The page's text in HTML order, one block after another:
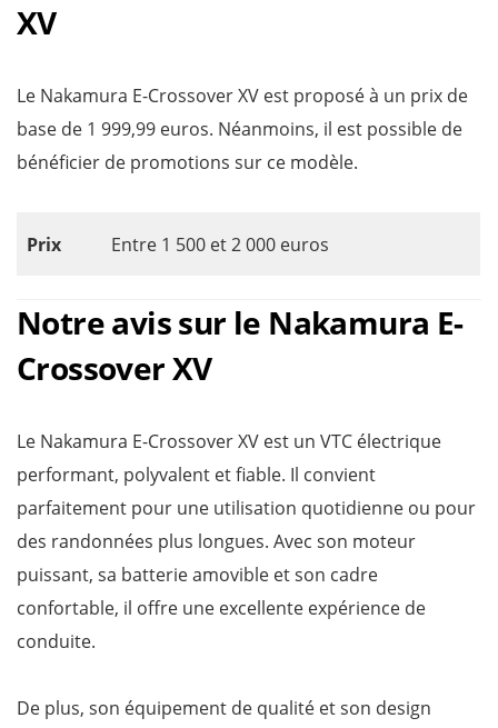
XV
Le Nakamura E-Crossover XV est proposé à un prix de
base de 1 999,99 euros. Néanmoins, il est possible de
bénéficier de promotions sur ce modèle.
Prix Entre 1 500 et 2 000 euros
Notre avis sur le Nakamura E-
Crossover XV
Le Nakamura E-Crossover XV est un VTC électrique
performant, polyvalent et fiable. Il convient
parfaitement pour une utilisation quotidienne ou pour
des randonnées plus longues. Avec son moteur
puissant, sa batterie amovible et son cadre
confortable, il offre une excellente expérience de
conduite.
De plus, son équipement de qualité et son design